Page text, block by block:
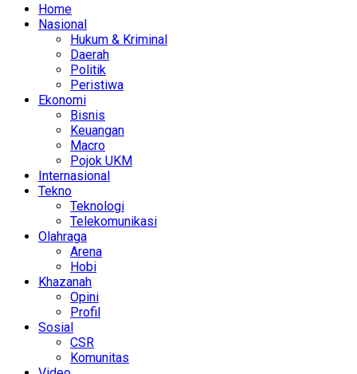
Home
Nasional
Hukum & Kriminal
Daerah
Politik
Peristiwa
Ekonomi
Bisnis
Keuangan
Macro
Pojok UKM
Internasional
Tekno
Teknologi
Telekomunikasi
Olahraga
Arena
Hobi
Khazanah
Opini
Profil
Sosial
CSR
Komunitas